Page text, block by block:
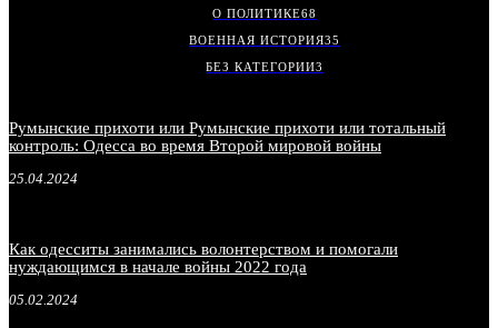
О ПОЛИТИКЕ68
ВОЕННАЯ ИСТОРИЯ35
БЕЗ КАТЕГОРИИ3
Румынские прихоти или Румынские прихоти или тотальный
контроль: Одесса во время Второй мировой войны
25.04.2024
Как одесситы занимались волонтерством и помогали
нуждающимся в начале войны 2022 года
05.02.2024